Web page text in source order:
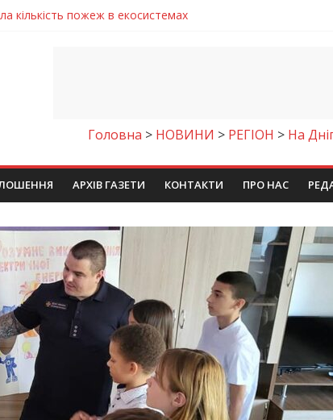
кількість пожеж в екосистемах
визнали найкращими в Україні
аварію на магістральному водогоні
водної безпеки громади
Головна > НОВИНИ > РЕГІОН > На
АРХІВ ГАЗЕТИ КОНТАКТИ ПРО НАС